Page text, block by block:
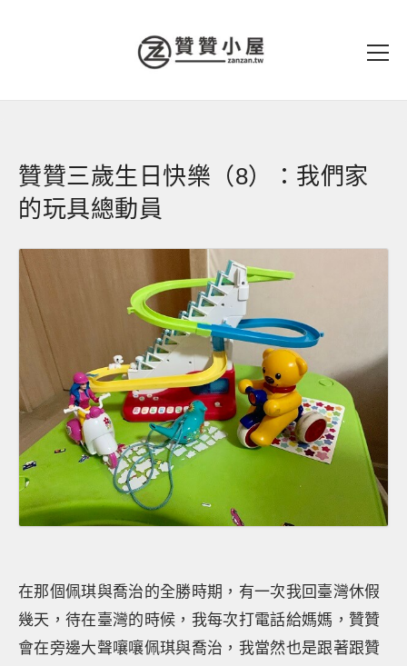
贊贊三歲生日快樂（8）：我們家
的玩具總動員
在那個佩琪與喬治的全勝時期，有一次我回臺灣休假
幾天，待在臺灣的時候，我每次打電話給媽媽，贊贊
會在旁邊大聲嚷嚷佩琪與喬治，我當然也是跟著跟贊